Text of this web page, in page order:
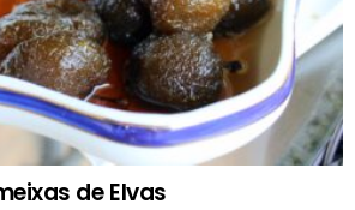
de Elvas